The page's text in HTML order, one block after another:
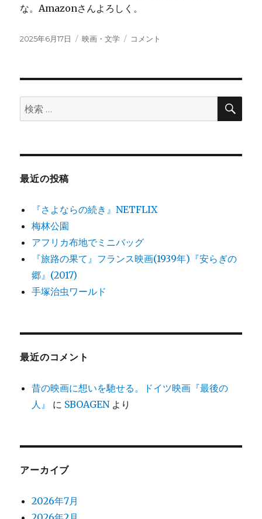
な。Amazonさんよろしく。
投
2025年6月17日
カ
映画・文学
郵
ス
リ
コメント
検
索:
検
最近の投稿
『さよならの続き』NETFLIX
梅林公園
アフリカ布地でミニバッグ
『旅路の果て』フランス映画(1939年)『安らぎの
郷』(2017)
手塚治虫ワールド
最近のコメント
昔の映画に想いを馳せる。ドイツ映画『最後の
人』
に SBOAGENより
アーカイブ
2026年7月